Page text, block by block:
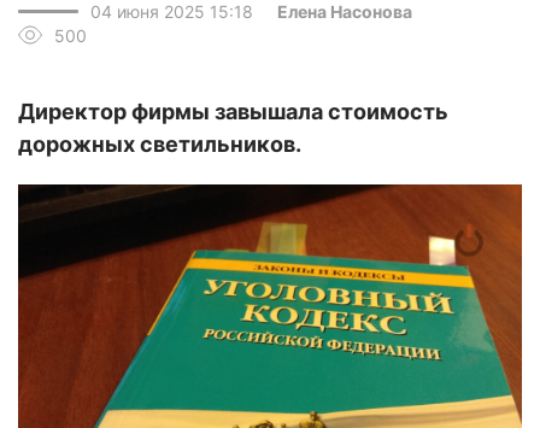
04 июня 2025 15:18
Елена Насонова
500
Директор фирмы завышала стоимость
дорожных светильников.